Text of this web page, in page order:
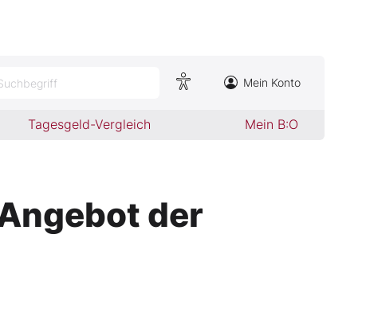
Mein Konto
Tagesgeld-Vergleich Mein B:O
der